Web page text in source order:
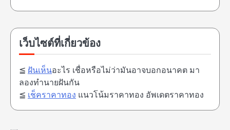
เว็บไซต์ที่เกี่ยวข้อง
≦ ฝันเห็นอะไร เชื่อหรือไม่ว่ามันอาจบอกอนาคต มา
ลองทำนายฝันกัน
≦ เช็คราคาทอง แนวโน้มราคาทอง อัพเดตราคาทอง